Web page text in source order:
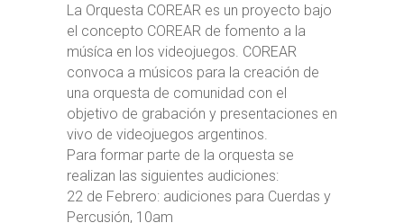
La Orquesta COREAR es un proyecto bajo
el concepto COREAR de fomento a la
músíca en los videojuegos. COREAR
convoca a músicos para la creación de
una orquesta de comunidad con el
objetivo de grabación y presentaciones en
vivo de videojuegos argentinos.
Para formar parte de la orquesta se
realizan las siguientes audiciones:
22 de Febrero: audiciones para Cuerdas y
Percusión, 10am